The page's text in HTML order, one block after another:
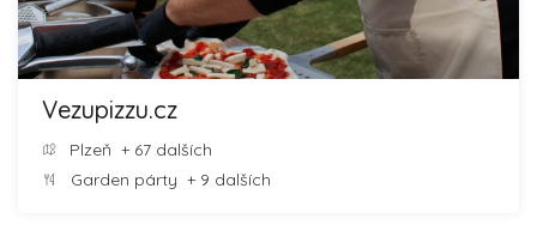
Vezupizzu.cz
Plzeň + 67 dalších
Garden párty + 9 dalších